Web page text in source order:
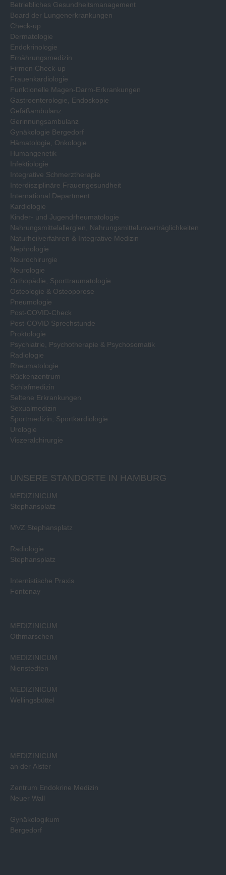
Betriebliches Gesundheitsmanagement
Board der Lungenerkrankungen
Check-up
Dermatologie
Endokrinologie
Ernährungsmedizin
Firmen Check-up
Frauenkardiologie
Funktionelle Magen-Darm-Erkrankungen
Gastroenterologie, Endoskopie
Gefäßambulanz
Gerinnungsambulanz
Gynäkologie Bergedorf
Hämatologie, Onkologie
Humangenetik
Infektiologie
Integrative Schmerztherapie
Interdisziplinäre Frauengesundheit
International Department
Kardiologie
Kinder- und Jugendrheumatologie
Nahrungsmittelallergien, Nahrungsmittelunverträglichkeiten
Naturheilverfahren & Integrative Medizin
Nephrologie
Neurochirurgie
Neurologie
Orthopädie, Sporttraumatologie
Osteologie & Osteoporose
Pneumologie
Post-COVID-Check
Post-COVID Sprechstunde
Proktologie
Psychiatrie, Psychotherapie & Psychosomatik
Radiologie
Rheumatologie
Rückenzentrum
Schlafmedizin
Seltene Erkrankungen
Sexualmedizin
Sportmedizin, Sportkardiologie
Urologie
Viszeralchirurgie
UNSERE STANDORTE IN HAMBURG
MEDIZINICUM
Stephansplatz
MVZ Stephansplatz
Radiologie
Stephansplatz
Internistische Praxis
Fontenay
MEDIZINICUM
Othmarschen
MEDIZINICUM
Nienstedten
MEDIZINICUM
Wellingsbüttel
MEDIZINICUM
an der Alster
Zentrum Endokrine Medizin
Neuer Wall
Gynäkologikum
Bergedorf